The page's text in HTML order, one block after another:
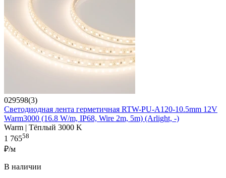
029598(3)
Светодиодная лента герметичная RTW-PU-A120-10.5mm 12V
Warm3000 (16.8 W/m, IP68, Wire 2m, 5m) (Arlight, -)
Warm | Тёплый 3000 K
1 76558
₽/м
В наличии